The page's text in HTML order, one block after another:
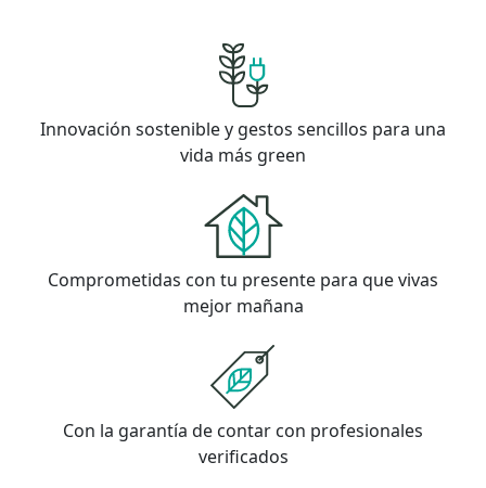
Innovación sostenible y gestos sencillos para una
vida más green
Comprometidas con tu presente para que vivas
mejor mañana
Con la garantía de contar con profesionales
verificados